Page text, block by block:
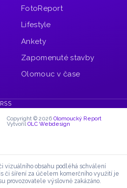
FotoReport
Lifestyle
Ankety
Zapomenuté stavby
Olomouc v čase
RSS
Copyright © 2026 Olomoucký Report
VytvořilOLC Webdesign
vizuálního obsahu podléhá schválení
či šíření za účelem komerčního využití je
provozovatele výslovně zakázáno.